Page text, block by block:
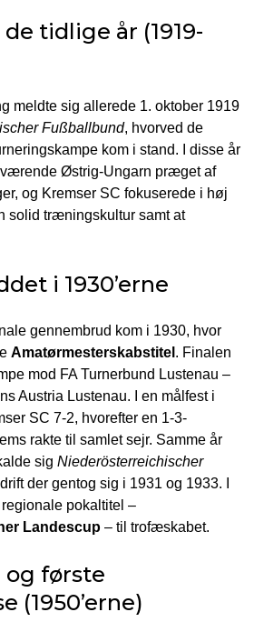
tidlige år (1919-
meldte sig allerede 1. oktober 1919
Fußballbund, hvorved de
kom i stand. I disse år
Østrig-Ungarn præget af
og Kremser SC fokuserede i høj
solid træningskultur samt at
i 1930’erne
gennembrud kom i 1930, hvor
Amatørmesterskabstitel . Finalen
mod FA Turnerbund Lustenau –
Austria Lustenau. I en målfest i
SC 7-2, hvorefter en 1-3-
rakte til samlet sejr. Samme år
sig Niederösterreichischer
der gentog sig i 1931 og 1933. I
pokaltitel –
Landescup – til trofæskabet.
første
(1950’erne)